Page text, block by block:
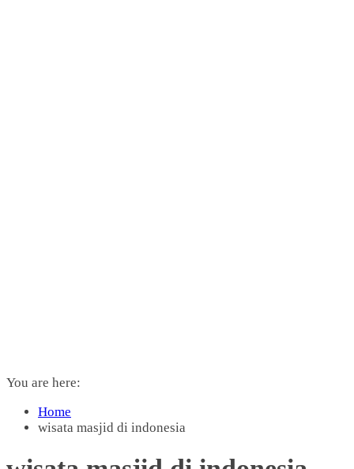
You are here:
Home
wisata masjid di indonesia